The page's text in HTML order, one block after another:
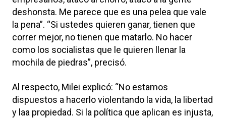
deshonsta. Me parece que es una pelea que vale
la pena”. “Si ustedes quieren ganar, tienen que
correr mejor, no tienen que matarlo. No hacer
como los socialistas que le quieren llenar la
mochila de piedras”, precisó.
Al respecto, Milei explicó: “No estamos
dispuestos a hacerlo violentando la vida, la libertad
y laa propiedad. Si la política que aplican es injusta,